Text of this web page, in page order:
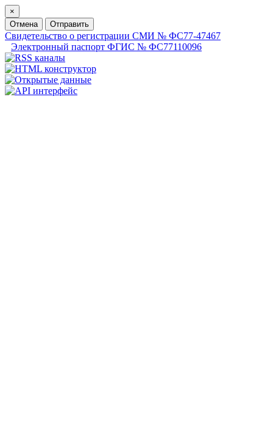
×
Отмена
Отправить
Свидетельство о регистрации СМИ № ФС77-47467
Электронный паспорт ФГИС № ФС77110096